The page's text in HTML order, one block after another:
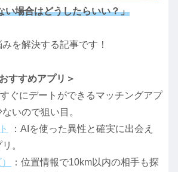
い場合はどうしたらいい？」
を解決する記事です！
すすめアプリ＞
すぐにデートができるマッチングアプ
いので狙い目。
：AIを使った異性と確実に出会え
。
：位置情報で10km以内の相手も探